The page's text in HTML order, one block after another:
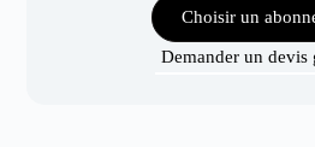
Choisir un
Demander un devis